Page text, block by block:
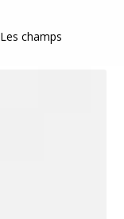
Les champs